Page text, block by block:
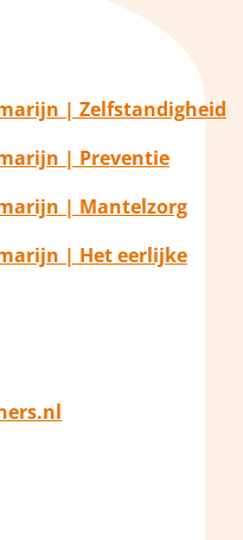
| Zelfstandigheid
| Preventie
| Mantelzorg
| Het eerlijke